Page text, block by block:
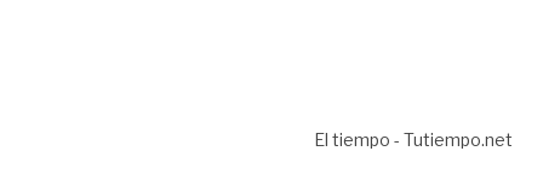
El tiempo - Tutiempo.net